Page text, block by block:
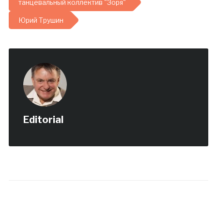
танцевальный коллектив "Зоря"
Юрий Трушин
Editorial